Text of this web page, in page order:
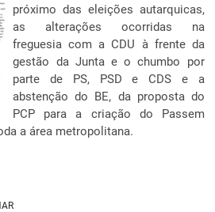
próximo das eleições autarquicas,
as alterações ocorridas na
freguesia com a CDU à frente da
gestão da Junta e o chumbo por
parte de PS, PSD e CDS e a
abstenção do BE, da proposta do
PCP para a criação do Passem
a área metropolitana.